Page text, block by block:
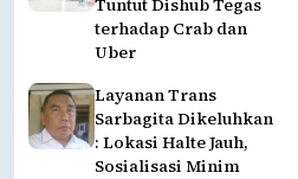
Tuntut Dishub Tegas
terhadap Crab dan
Uber
Layanan Trans
Sarbagita Dikeluhkan
: Lokasi Halte Jauh,
Sosialisasi Minim